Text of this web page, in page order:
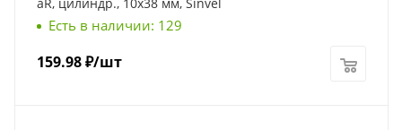
aR, цилиндр., 10х38 мм, Sinvel
Есть в наличии: 129
159.98₽/шт